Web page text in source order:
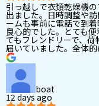
引っ越しで衣類乾燥機
出ました。日時調整や
ームも事前に電話で到
良心的でした。とても
てもフレンドリーで、
届いていました。全体
boat
12 days ago